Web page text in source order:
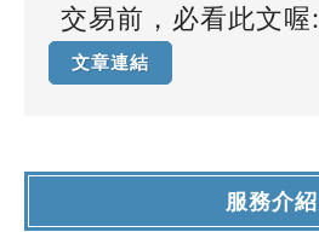
交易前，必看此文喔:
文章連結
服務介紹